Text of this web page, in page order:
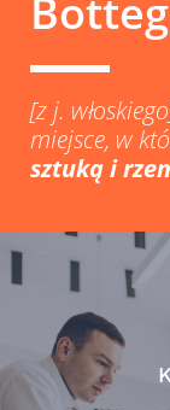
[z j.
miejsce, w
sztuką i